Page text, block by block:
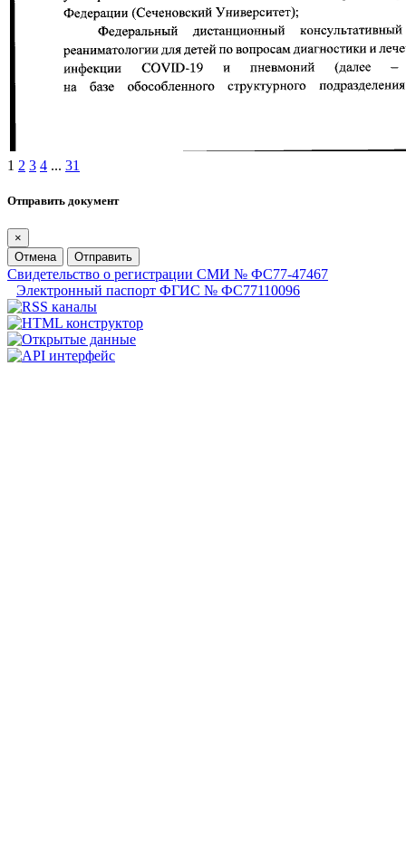
1 2 3 4 ... 31
Отправить документ
×
Отмена
Отправить
Свидетельство о регистрации СМИ № ФС77-47467
Электронный паспорт ФГИС № ФС77110096